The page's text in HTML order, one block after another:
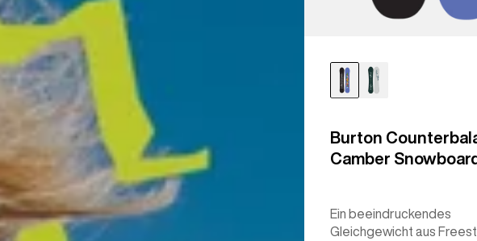
Burton
Camber
Ein beeindruckendes
Gleichgewicht aus